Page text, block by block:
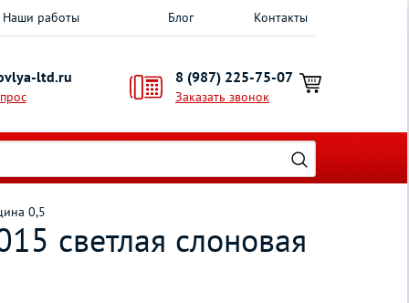
Наши работы Блог Контакты
ltd.ru 8 (987) 225-75-07
Заказать звонок
0,5
светлая слоновая